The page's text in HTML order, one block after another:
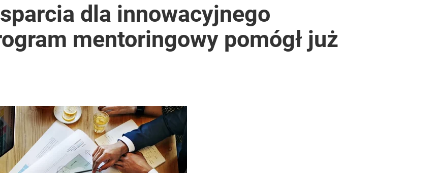
dla innowacyjnego
mentoringowy pomógł już